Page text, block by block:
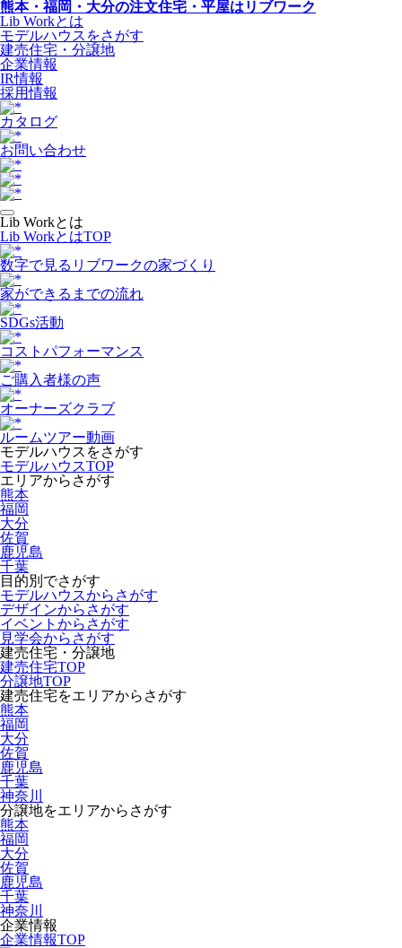
熊本・福岡・大分の注文住宅・平屋はリブワーク
Lib Workとは
モデルハウスをさがす
建売住宅・分譲地
企業情報
IR情報
採用情報
カタログ
お問い合わせ
Lib Workとは
Lib WorkとはTOP
数字で⾒るリブワークの家づくり
家ができるまでの流れ
SDGs活動
コストパフォーマンス
ご購入者様の声
オーナーズクラブ
ルームツアー動画
モデルハウスをさがす
モデルハウスTOP
エリアからさがす
熊本
福岡
大分
佐賀
鹿児島
千葉
目的別でさがす
モデルハウスからさがす
デザインからさがす
イベントからさがす
見学会からさがす
建売住宅・分譲地
建売住宅TOP
分譲地TOP
建売住宅をエリアからさがす
熊本
福岡
大分
佐賀
鹿児島
千葉
神奈川
分譲地をエリアからさがす
熊本
福岡
大分
佐賀
鹿児島
千葉
神奈川
企業情報
企業情報TOP